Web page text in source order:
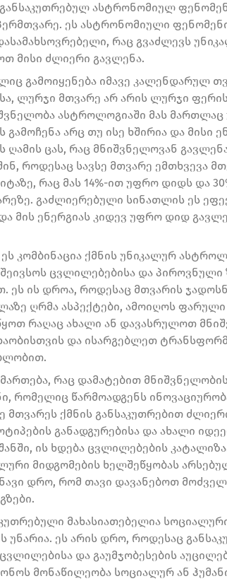
განსაკუთრებულ ასტრონომიულ
ეს ასტრონომიული
რაც გვაძლევს
მისი ძლიერი გავლენა.
გამოიყენება იმავე კალენდარულ
ლურჯი მთვარე არ არის ლურჯი
ასტროლოგიაში მას მართლაც
არც თუ ისე ხშირია და მისი
ღამის ცას, რაც მნიშვნელოვან
როდესაც სავსე მთვარე ემთხვევა
რაც მას 14%-ით უფრო დიდს და
გაძლიერებული სინათლის ეს
მის ენერგიას კიდევ უფრო დიდ
კომბინაცია ქმნის უნიკალურ
ცვლილებებისა და პიროვნული
ეს ის დროა, როდესაც მთვარის
ღრმა ასპექტები, ამოიღოს ფარული
რაღაც ახალი ან დავასრულოთ
და ისარგებლეთ
რაც დამატებით
რომელიც წარმოადგენს
მთვარეს ქმნის განსაკუთრებით
განადგურებისა და ახალი
ის ხდება ცვლილებების
მიდგომების ხელშეწყობას
დრო, რომ თავი დავანებოთ
მახასიათებელია
უნარია. ეს არის დრო, როდესაც
და გაუმჯობესების
მონაწილეობა სოციალურ ან